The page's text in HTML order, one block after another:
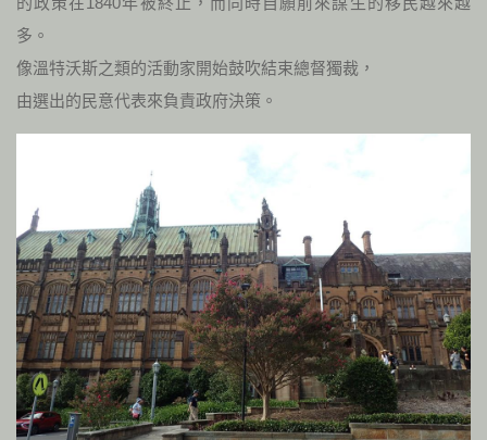
多。
像溫特沃斯之類的活動家開始鼓吹結束總督獨裁，
由選出的民意代表來負責政府決策。